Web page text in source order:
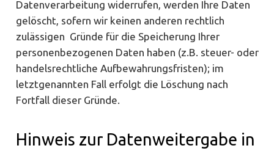
Datenverarbeitung widerrufen, werden Ihre Daten
gelöscht, sofern wir keinen anderen rechtlich
zulässigen Gründe für die Speicherung Ihrer
personenbezogenen Daten haben (z.B. steuer- oder
handelsrechtliche Aufbewahrungsfristen); im
letztgenannten Fall erfolgt die Löschung nach
Fortfall dieser Gründe.
Hinweis zur Datenweitergabe in